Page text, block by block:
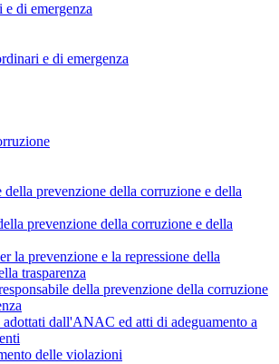
di emergenza
e di emergenza
della prevenzione della corruzione e della
prevenzione della corruzione e della
la prevenzione e la repressione della
trasparenza
della prevenzione della corruzione
dall'ANAC ed atti di adeguamento a
delle violazioni